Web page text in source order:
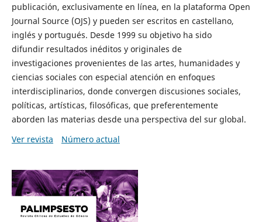
publicación, exclusivamente en línea, en la plataforma Open
Journal Source (OJS) y pueden ser escritos en castellano,
inglés y portugués. Desde 1999 su objetivo ha sido
difundir resultados inéditos y originales de
investigaciones provenientes de las artes, humanidades y
ciencias sociales con especial atención en enfoques
interdisciplinarios, donde convergen discusiones sociales,
políticas, artísticas, filosóficas, que preferentemente
aborden las materias desde una perspectiva del sur global.
Ver revista
Número actual